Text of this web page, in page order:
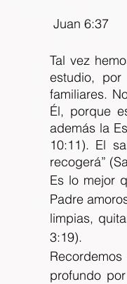
Juan 6:37
Tal vez
estudio,
familiares.
Él, porque
además la
10:11). El
recogerá”
Es lo mejor
Padre
limpias,
3:19).
profundo